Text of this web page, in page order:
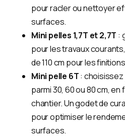
pour racler ou nettoyer
surfaces.
Mini pelles 1,7T et 2,7T :
pour les travaux
de 110 cm pour les
Mini pelle 6T: choisissez
parmi 30, 60 ou 80 cm,
chantier. Un godet de
pour optimiser le
surfaces.